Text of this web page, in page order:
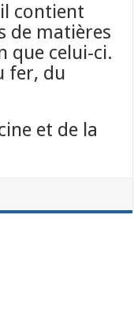
contient
de matières
que celui-ci.
fer, du
et de la